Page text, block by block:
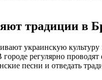
традиции в
украинскую
городе регулярно
песни и отведать